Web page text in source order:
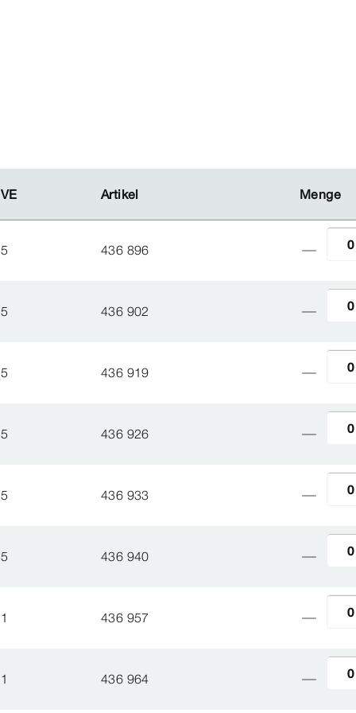
VE Artikel Menge
VE Artikel Menge
5 436 896
5 436 902
5 436 919
5 436 926
5 436 933
5 436 940
1 436 957
1 436 964